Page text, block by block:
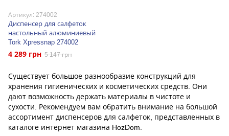
Артикул: 274002
Диспенсер для салфеток
настольный алюминиевый
Tork Xpressnap 274002
4 289 грн 5 147 грн
Существует большое разнообразие конструкций для
хранения гигиенических и косметических средств. Они
дают возможность держать материалы в чистоте и
сухости. Рекомендуем вам обратить внимание на большой
ассортимент диспенсеров для салфеток, представленных в
каталоге интернет магазина HozDom.